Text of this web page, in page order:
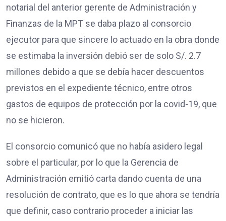
notarial del anterior gerente de Administración y
Finanzas de la MPT se daba plazo al consorcio
ejecutor para que sincere lo actuado en la obra donde
se estimaba la inversión debió ser de solo S/. 2.7
millones debido a que se debía hacer descuentos
previstos en el expediente técnico, entre otros
gastos de equipos de protección por la covid-19, que
no se hicieron.
El consorcio comunicó que no había asidero legal
sobre el particular, por lo que la Gerencia de
Administración emitió carta dando cuenta de una
resolución de contrato, que es lo que ahora se tendría
que definir, caso contrario proceder a iniciar las